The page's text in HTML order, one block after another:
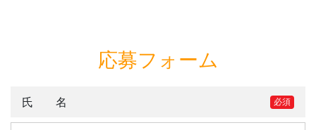
応募フォーム
氏 名 必須